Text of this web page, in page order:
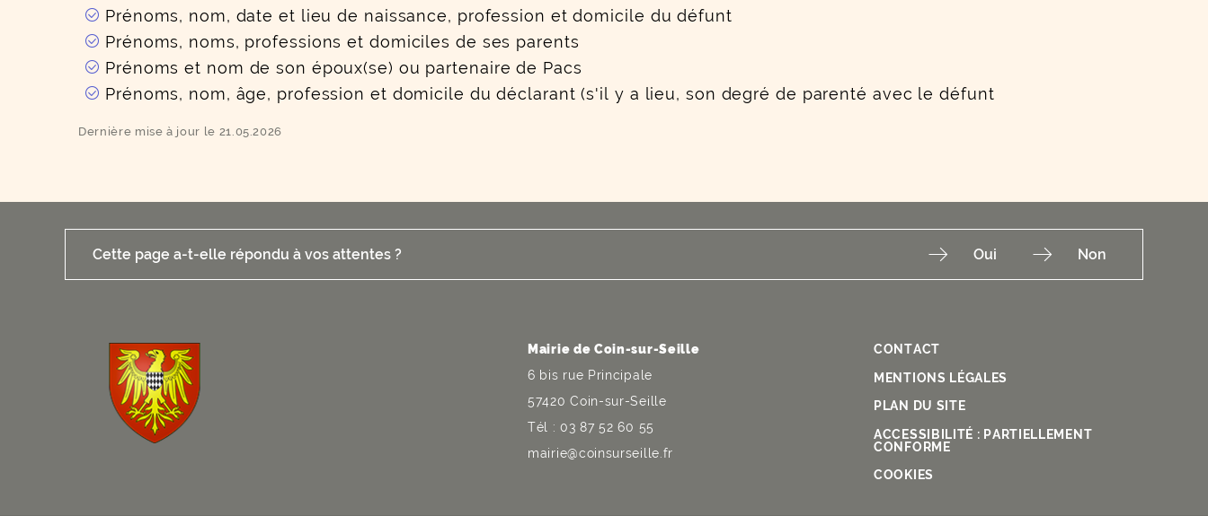
Prénoms, nom, date et lieu de naissance, profession et domicile du défunt
Prénoms, noms, professions et domiciles de ses parents
Prénoms et nom de son époux(se) ou partenaire de Pacs
Prénoms, nom, âge, profession et domicile du déclarant (s'il y a lieu, son degré de parenté avec le défunt
Dernière mise à jour le 21.05.2026
Cette page a-t-elle répondu à vos attentes ? Non
Oui
Mairie de Coin-sur-Seille
6 bis rue Principale
57420 Coin-sur-Seille
Tél : 03 87 52 60 55
mairie@coinsurseille.fr
CONTACT
MENTIONS LÉGALES
PLAN DU SITE
ACCESSIBILITÉ : PARTIELLEMENT
CONFORME
COOKIES